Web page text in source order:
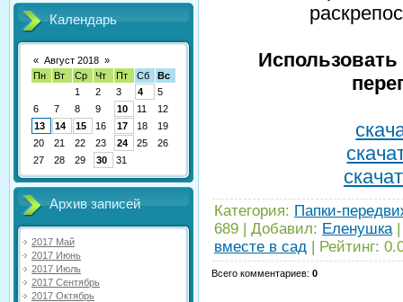
Календарь
« Август 2018 »
Пн
Вт Ср Чт Пт Сб
Вс
1
2 3 4
5
6
7 8 9 10 11
12
13
14 15 16 17 18
19
20
21 22 23 24 25
26
27
28 29 30 31
Архив записей
2017 Май
2017 Июнь
2017 Июль
2017 Сентябрь
2017 Октябрь
Категория: Папки-
689
Добавил: Еленушка
вместе в сад
Рейтинг:
Всего комментариев: 0